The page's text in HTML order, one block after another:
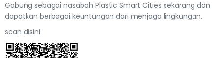
Gabung sebagai nasabah Plastic Smart Cities sekarang dan
dapatkan berbagai keuntungan dari menjaga lingkungan.
scan disini